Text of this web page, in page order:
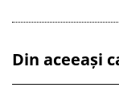
Din aceeași